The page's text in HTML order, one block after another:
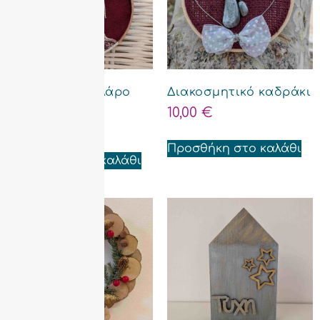
Γούρι 2026 – τελάρο
Προσθήκη στο καλάθι
Διακοσμητικό καδράκι
10,00 €
Προσθήκη στο καλάθι